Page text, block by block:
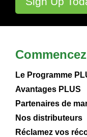
Le Programme
Avantages PLUS
Partenaires de
Nos distributeurs
Réclamez vos